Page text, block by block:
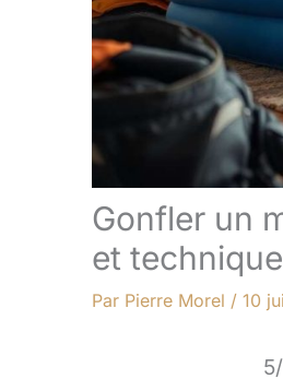
Gonfler un
et
Par Pierre Morel / 10